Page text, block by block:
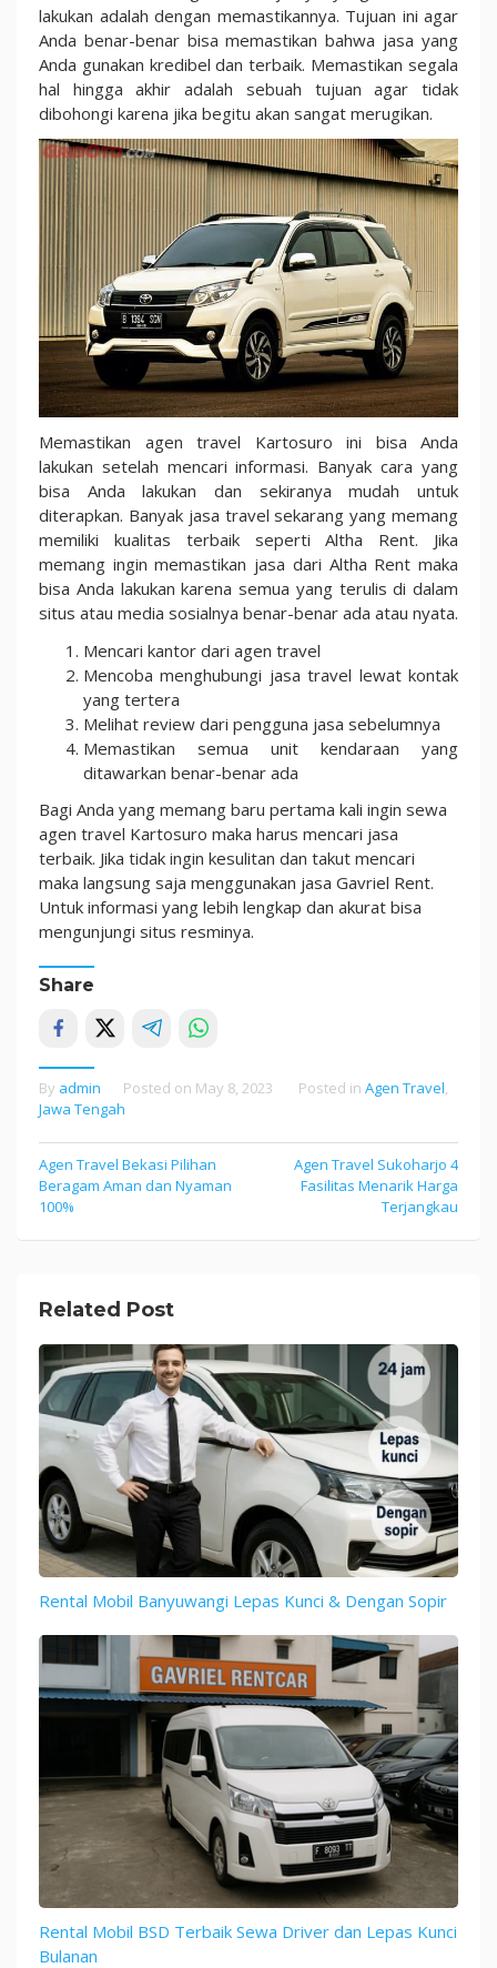
lakukan adalah dengan memastikannya. Tujuan ini agar
Anda benar-benar bisa memastikan bahwa jasa yang
Anda gunakan kredibel dan terbaik. Memastikan segala
hal hingga akhir adalah sebuah tujuan agar tidak
dibohongi karena jika begitu akan sangat merugikan.
Memastikan agen travel Kartosuro ini bisa Anda
lakukan setelah mencari informasi. Banyak cara yang
bisa Anda lakukan dan sekiranya mudah untuk
diterapkan. Banyak jasa travel sekarang yang memang
memiliki kualitas terbaik seperti Altha Rent. Jika
memang ingin memastikan jasa dari Altha Rent maka
bisa Anda lakukan karena semua yang terulis di dalam
situs atau media sosialnya benar-benar ada atau nyata.
Mencari kantor dari agen travel
Mencoba menghubungi jasa travel lewat kontak
yang tertera
Melihat review dari pengguna jasa sebelumnya
Memastikan semua unit kendaraan yang
ditawarkan benar-benar ada
Bagi Anda yang memang baru pertama kali ingin sewa
agen travel Kartosuro maka harus mencari jasa
terbaik. Jika tidak ingin kesulitan dan takut mencari
maka langsung saja menggunakan jasa Gavriel Rent.
Untuk informasi yang lebih lengkap dan akurat bisa
mengunjungi situs resminya.
Share
By admin Posted on May 8, 2023 Posted in Agen Travel,
Jawa Tengah
Post
navigation
Agen Travel Bekasi Pilihan
Beragam Aman dan Nyaman
100%
Agen Travel Sukoharjo 4
Fasilitas Menarik Harga
Terjangkau
Related Post
Rental Mobil Banyuwangi Lepas Kunci & Dengan Sopir
Rental Mobil BSD Terbaik Sewa Driver dan Lepas Kunci
Bulanan